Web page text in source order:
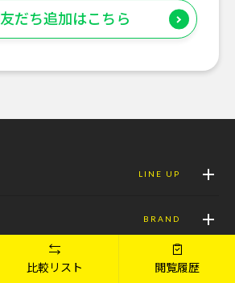
比較リスト 閲覧履歴
友だち追加はこちら
LINE UP
BRAND
GUIDE